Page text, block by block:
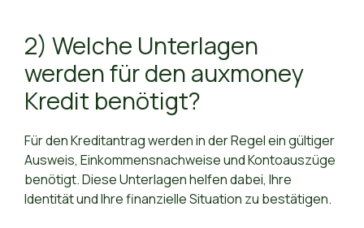
2) Welche Unterlagen
werden für den auxmoney
Kredit benötigt?
Für den Kreditantrag werden in der Regel ein gültiger
Ausweis, Einkommensnachweise und Kontoauszüge
benötigt. Diese Unterlagen helfen dabei, Ihre
Identität und Ihre finanzielle Situation zu bestätigen.